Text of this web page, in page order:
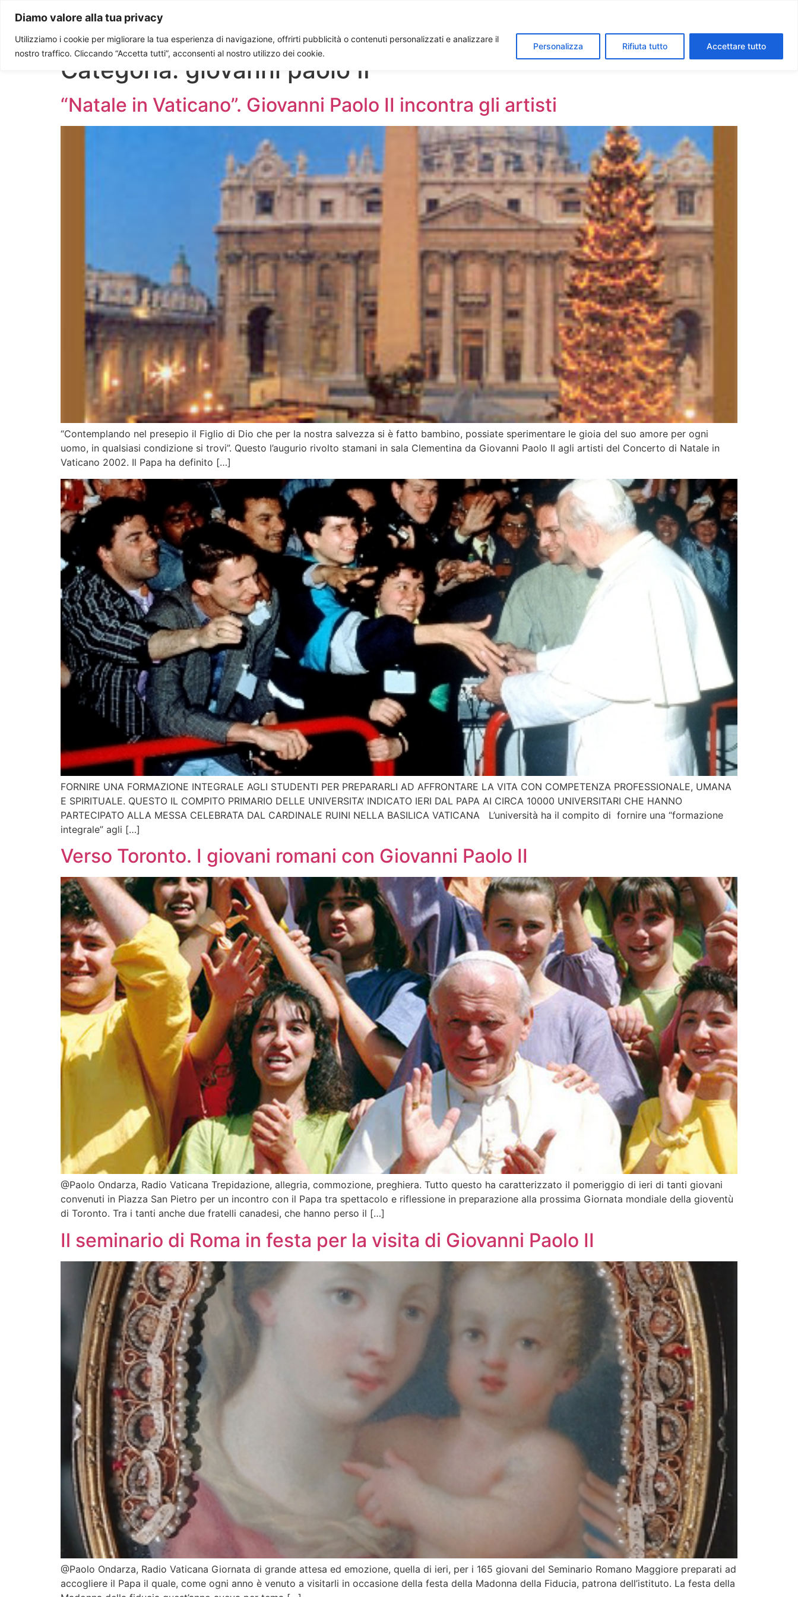
Diamo valore alla tua privacy
Utilizziamo i cookie per migliorare la tua esperienza di navigazione, offrirti pubblicità o contenuti personalizzati e analizzare il
nostro traffico. Cliccando “Accetta tutti”, acconsenti al nostro utilizzo dei cookie.
Personalizza Rifiuta tutto Accettare tutto
Paolo Ondarza
Categoria: giovanni paolo II
“Natale in Vaticano”. Giovanni Paolo II incontra gli artisti
“Contemplando nel presepio il Figlio di Dio che per la nostra salvezza si è fatto bambino, possiate sperimentare le gioia del suo amore per ogni
uomo, in qualsiasi condizione si trovi”. Questo l’augurio rivolto stamani in sala Clementina da Giovanni Paolo II agli artisti del Concerto di Natale in
Vaticano 2002. Il Papa ha definito […]
FORNIRE UNA FORMAZIONE INTEGRALE AGLI STUDENTI PER PREPARARLI AD AFFRONTARE LA VITA CON COMPETENZA PROFESSIONALE, UMANA
E SPIRITUALE. QUESTO IL COMPITO PRIMARIO DELLE UNIVERSITA’ INDICATO IERI DAL PAPA AI CIRCA 10000 UNIVERSITARI CHE HANNO
PARTECIPATO ALLA MESSA CELEBRATA DAL CARDINALE RUINI NELLA BASILICA VATICANA L’università ha il compito di fornire una “formazione
integrale” agli […]
Verso Toronto. I giovani romani con Giovanni Paolo II
@Paolo Ondarza, Radio Vaticana Trepidazione, allegria, commozione, preghiera. Tutto questo ha caratterizzato il pomeriggio di ieri di tanti giovani
convenuti in Piazza San Pietro per un incontro con il Papa tra spettacolo e riflessione in preparazione alla prossima Giornata mondiale della gioventù
di Toronto. Tra i tanti anche due fratelli canadesi, che hanno perso il […]
Il seminario di Roma in festa per la visita di Giovanni Paolo II
@Paolo Ondarza, Radio Vaticana Giornata di grande attesa ed emozione, quella di ieri, per i 165 giovani del Seminario Romano Maggiore preparati ad
accogliere il Papa il quale, come ogni anno è venuto a visitarli in occasione della festa della Madonna della Fiducia, patrona dell’istituto. La festa della